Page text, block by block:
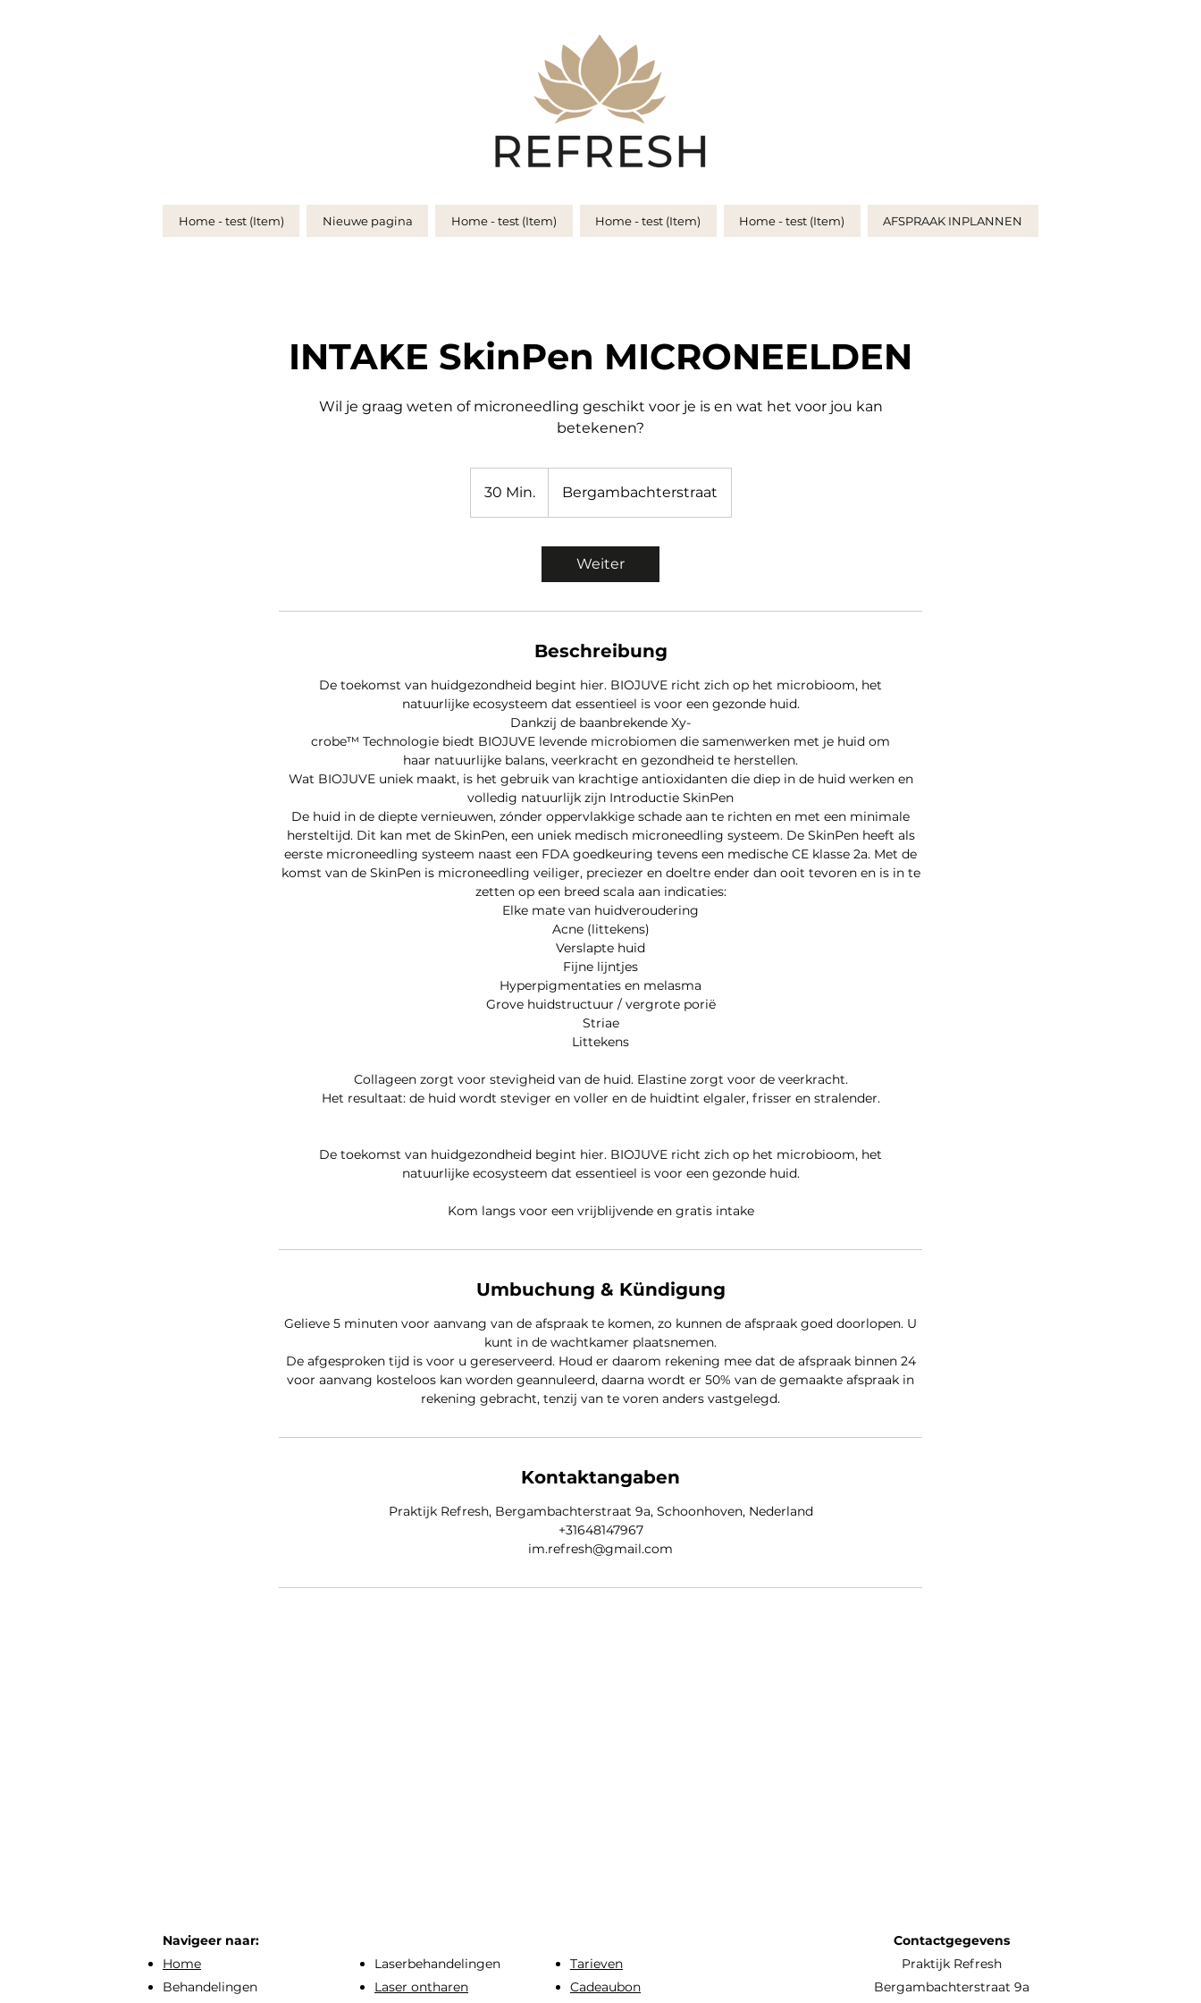
Home - test (Item) Nieuwe pagina Home - test (Item) Home - test (Item) Home - test (Item) AFSPRAAK INPLANNEN
INTAKE SkinPen MICRONEELDEN
Wil je graag weten of microneedling geschikt voor je is en wat het voor jou kan
betekenen?
30 Min.3
0
n
Bergambachterstraat
Weiter
Beschreibung
De toekomst van huidgezondheid begint hier. BIOJUVE richt zich op het microbioom, het
natuurlijke ecosysteem dat essentieel is voor een gezonde huid.
Dankzij de baanbrekende Xy-
crobe™ Technologie biedt BIOJUVE levende microbiomen die samenwerken met je huid om
haar natuurlijke balans, veerkracht en gezondheid te herstellen.
Wat BIOJUVE uniek maakt, is het gebruik van krachtige antioxidanten die diep in de huid werken en
volledig natuurlijk zijn Introductie SkinPen
De huid in de diepte vernieuwen, zónder oppervlakkige schade aan te richten en met een minimale
hersteltijd. Dit kan met de SkinPen, een uniek medisch microneedling systeem. De SkinPen heeft als
eerste microneedling systeem naast een FDA goedkeuring tevens een medische CE klasse 2a. Met de
komst van de SkinPen is microneedling veiliger, preciezer en doeltre ender dan ooit tevoren en is in te
zetten op een breed scala aan indicaties:
Elke mate van huidveroudering
Acne (littekens)
Verslapte huid
Fijne lijntjes
Hyperpigmentaties en melasma
Grove huidstructuur / vergrote porië
Striae
Littekens
Collageen zorgt voor stevigheid van de huid. Elastine zorgt voor de veerkracht.
Het resultaat: de huid wordt steviger en voller en de huidtint elgaler, frisser en stralender.
De toekomst van huidgezondheid begint hier. BIOJUVE richt zich op het microbioom, het
natuurlijke ecosysteem dat essentieel is voor een gezonde huid.
Kom langs voor een vrijblijvende en gratis intake
Umbuchung & Kündigung
Gelieve 5 minuten voor aanvang van de afspraak te komen, zo kunnen de afspraak goed doorlopen. U
kunt in de wachtkamer plaatsnemen.
De afgesproken tijd is voor u gereserveerd. Houd er daarom rekening mee dat de afspraak binnen 24
voor aanvang kosteloos kan worden geannuleerd, daarna wordt er 50% van de gemaakte afspraak in
Kontaktangaben
Praktijk Refresh, Bergambachterstraat 9a, Schoonhoven, Nederland
+31648147967
im.refresh@gmail.com
Navigeer naar:
Home
Behandelingen
Laserbehandelingen
Laser ontharen
​Tarieven
Cadeaubon
Contactgegevens
Praktijk Refresh
Bergambachterstraat 9a